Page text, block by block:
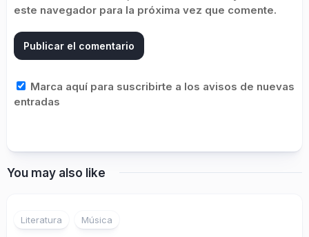
este navegador para la próxima vez que comente.
Marca aquí para suscribirte a los avisos de nuevas
entradas
You may also like
Literatura Música